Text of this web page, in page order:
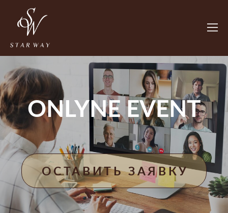
ONLYNE EVENT
ОСТАВИТЬ ЗАЯВКУ